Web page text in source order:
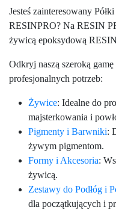
Jesteś zainteresowany
RESINPRO? Na RESIN
żywicą epoksydową
Odkryj naszą szeroką
profesjonalnych potrzeb:
Żywice: Idealne do
majsterkowania i
Pigmenty i Barwniki:
żywym pigmentom.
Formy i Akcesoria:
żywicą.
Zestawy do Podłóg i
dla początkujących i